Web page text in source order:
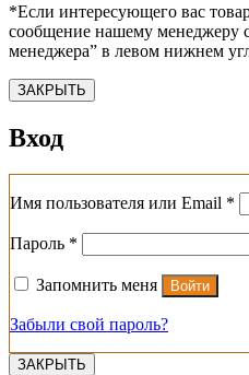
*Если интересующего вас
сообщение нашему менеджеру
менеджера” в левом нижнем
ЗАКРЫТЬ
Вход
Имя пользователя или Email *
Пароль *
Запомнить меня Войти
Забыли свой пароль?
ЗАКРЫТЬ